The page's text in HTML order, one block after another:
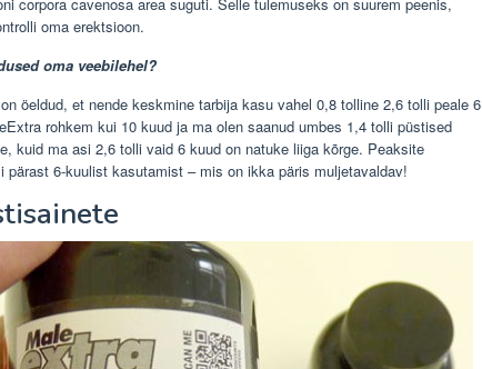
oma erektsioon.
oma veebilehel?
öeldud, et nende keskmine tarbija kasu vahel 0,8 tolline 2,6 tolli peale 6
rohkem kui 10 kuud ja ma olen saanud umbes 1,4 tolli püstised
kuid ma asi 2,6 tolli vaid 6 kuud on natuke liiga kõrge. Peaksite
pärast 6-kuulist kasutamist – mis on ikka päris muljetavaldav!